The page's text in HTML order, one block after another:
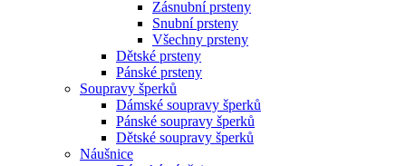
Zásnubní prsteny
Snubní prsteny
Všechny prsteny
Dětské prsteny
Pánské prsteny
Soupravy šperků
Dámské soupravy šperků
Pánské soupravy šperků
Dětské soupravy šperků
Náušnice